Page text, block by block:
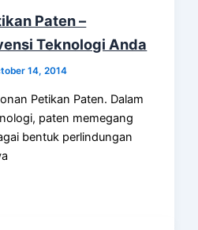
Paten –
Teknologi Anda
14, 2014
Petikan Paten. Dalam
paten memegang
bentuk perlindungan